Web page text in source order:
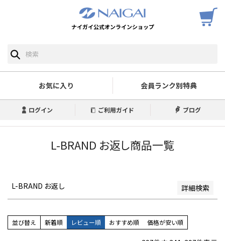
ナイガイ公式オンラインショップ
お気に入り 会員ランク別特典
ログイン ご利用ガイド ブログ
L-BRAND お返し商品一覧
L-BRAND お返し 詳細検索
並び順
新着順
価格が高い順
優先度順
キーワードヒット順
並び替え 新着順 レビュー順 おすすめ順 価格が安い順